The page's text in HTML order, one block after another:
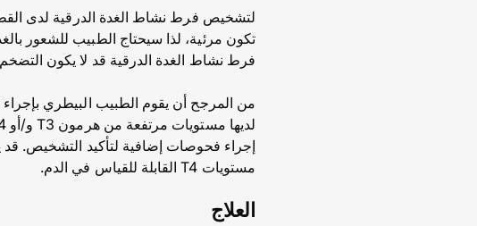
لتشخيص فرط نشاط الغدة الدرقية لدى
تكون مرئية، لذا سيحتاج الطبيب للشعور
فرط نشاط الغدة الدرقية قد لا يكون
من المرجح أن يقوم الطبيب البيطري
إجراء فحوصات إضافية لتأكيد التشخيص.
مستويات T4 القابلة للقياس في الدم.
العلاج